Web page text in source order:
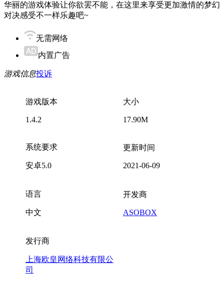
华丽的游戏体验让你欲罢不能，在这里来享受更加激情的梦幻
对决感受不一样乐趣吧~
无需网络
内置广告
游戏信息投诉
游戏版本
1.4.2
大小
17.90M
系统要求
安卓5.0
更新时间
2021-06-09
语言
中文
开发商
ASOBOX
发行商
上海欧皇网络科技有限公
司